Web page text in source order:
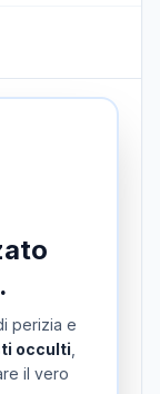
perizia e
occulti
il vero